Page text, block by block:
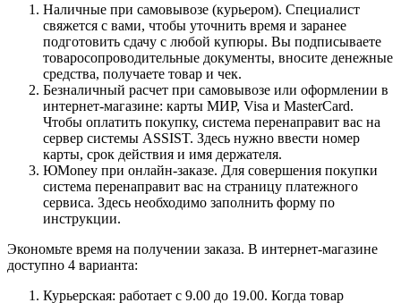
Наличные при самовывозе (курьером). Специалист
свяжется с вами, чтобы уточнить время и заранее
подготовить сдачу с любой купюры. Вы подписываете
товаросопроводительные документы, вносите денежные
средства, получаете товар и чек.
Безналичный расчет при самовывозе или оформлении в
интернет-магазине: карты МИР, Visa и MasterCard.
Чтобы оплатить покупку, система перенаправит вас на
сервер системы ASSIST. Здесь нужно ввести номер
карты, срок действия и имя держателя.
ЮMoney при онлайн-заказе. Для совершения покупки
система перенаправит вас на страницу платежного
сервиса. Здесь необходимо заполнить форму по
инструкции.
Экономьте время на получении заказа. В интернет-магазине
доступно 4 варианта:
Курьерская: работает с 9.00 до 19.00. Когда товар